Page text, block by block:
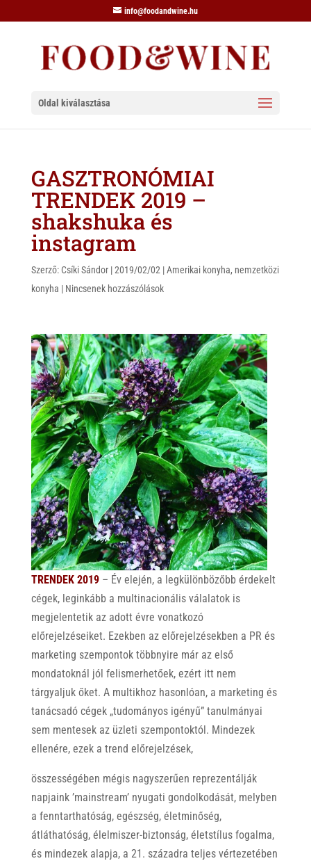
info@foodandwine.hu
Oldal kiválasztása
GASZTRONÓMIAI
TRENDEK 2019 –
shakshuka és
instagram
Szerző: Csíki Sándor|2019/02/02 |Amerikai konyha, nemzetközi
konyha | Nincsenek hozzászólások
TRENDEK 2019– Év elején, a legkülönbözőbb érdekelt
cégek, leginkább a multinacionális válalatok is
megjelentetik az adott évre vonatkozó
előrejelzéseiket. Ezekben az előrejelzésekben a PR és
marketing szempontok többnyire már az első
mondatoknál jól felismerhetőek, ezért itt nem
tárgyaljuk őket. A multikhoz hasonlóan, a marketing és
tanácsadó cégek „tudományos igényű” tanulmányai
sem mentesek az üzleti szempontoktól. Mindezek
ellenére, ezek a trend előrejelzések,
összességében mégis nagyszerűen reprezentálják
napjaink ’mainstream’ nyugati gondolkodását, melyben
a fenntarthatóság, egészség, életminőség,
átláthatóság, élelmiszer-biztonság, életstílus fogalma,
és mindezek alapja, a 21. századra teljes vértezetében